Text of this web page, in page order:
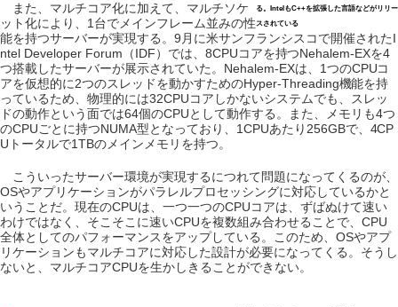
る。IntelもC++を拡張した言語などがリリー
スされている
また、マルチコア化に加えて、マルチソケ
ット化により、1台でメインフレーム並みの性
能を持つサーバーが実現する。9月に米サンフランシスコで開催されたI
ntel Developer Forum（IDF）では、8CPUコアを持つNehalem-EXを4
つ搭載したサーバーが展示されていた。Nehalem-EXは、1つのCPUコ
アを仮想的に2つのスレッドを動かすためのHyper-Threading機能を持
っているため、物理的には32CPUコアしかないシステムでも、スレッ
ドの動作という面では64個のCPUとして動作する。また、メモリも4つ
のCPUごとに持つNUMA型となっており、1CPUあたり256GBで、4CP
Uトータルで1TBのメインメモリを持つ。
こういったサーバー環境が実現するにつれて問題になってくるのが、
OSやアプリケーションがパラレルプロセッシングに対応しているかと
いうことだ。現在のCPUは、一つ一つのCPUコアは、ずばぬけて速い
わけではなく、そこそこに速いCPUを複数組み合わせることで、CPU
全体としてのパフォーマンスをアップしている。このため、OSやアプ
リケーションもマルチコアに対応した設計が必要になってくる。そうし
ないと、マルチコアCPUを生かしきることができない。